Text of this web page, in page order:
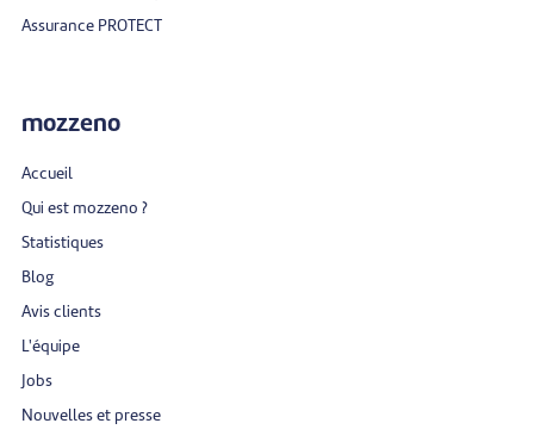
Assurance PROTECT
mozzeno
Accueil
Qui est mozzeno ?
Statistiques
Blog
Avis clients
L'équipe
Jobs
Nouvelles et presse